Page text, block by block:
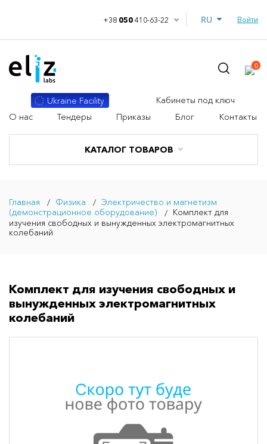
+38 050410-63-22 Войти
КАТАЛОГ ТОВАРОВ
Ukraine Facility
Кабинеты под ключ
О нас
Тендеры Приказы Блог Контакты
0
Главная Физика
Электричество и магнетизм
(демонстрационное оборудование)
Комплект для
изучения свободных и вынужденных электромагнитных
колебаний
Комплект для изучения свободных и
вынужденных электромагнитных
колебаний